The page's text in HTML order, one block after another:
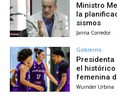
Ministro
la
sismos
Janna Corredor -
Gobierno
Presidenta
el
femenina
Wuinder Urbina